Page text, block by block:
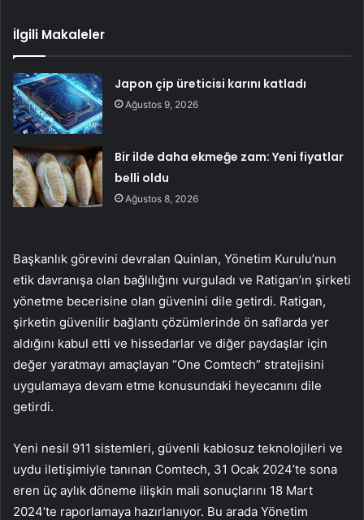
İlgili Makaleler
Japon çip üreticisi karını katladı
Ağustos 9, 2026
Bir ilde daha ekmeğe zam: Yeni fiyatlar
belli oldu
Ağustos 8, 2026
Başkanlık görevini devralan Quinlan, Yönetim Kurulu’nun
etik davranışa olan bağlılığını vurguladı ve Ratigan’ın şirketi
yönetme becerisine olan güvenini dile getirdi. Ratigan,
şirketin güvenilir bağlantı çözümlerinde ön saflarda yer
aldığını kabul etti ve hissedarlar ve diğer paydaşlar için
değer yaratmayı amaçlayan “One Comtech” stratejisini
uygulamaya devam etme konusundaki heyecanını dile
getirdi.
Yeni nesil 911 sistemleri, güvenli kablosuz teknolojileri ve
uydu iletişimiyle tanınan Comtech, 31 Ocak 2024’te sona
eren üç aylık döneme ilişkin mali sonuçlarını 18 Mart
2024’te raporlamaya hazırlanıyor. Bu arada Yönetim